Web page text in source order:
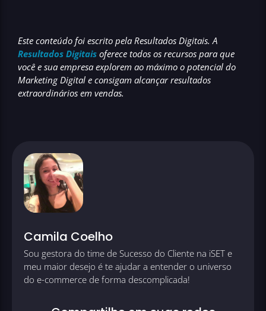
Este conteúdo foi escrito pela Resultados Digitais.A
Resultados Digitais oferece todos os recursos para que
você e sua empresa explorem ao máximo o potencial do
Marketing Digital e consigam alcançar resultados
extraordinários em vendas.
Camila Coelho
Sou gestora do time de Sucesso do Cliente na iSET e
meu maior desejo é te ajudar a entender o universo
do e-commerce de forma descomplicada!